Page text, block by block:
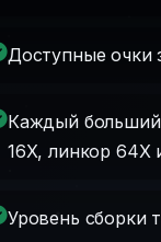
Доступные очки
Каждый больший
16X, линкор 64X
Уровень сборки